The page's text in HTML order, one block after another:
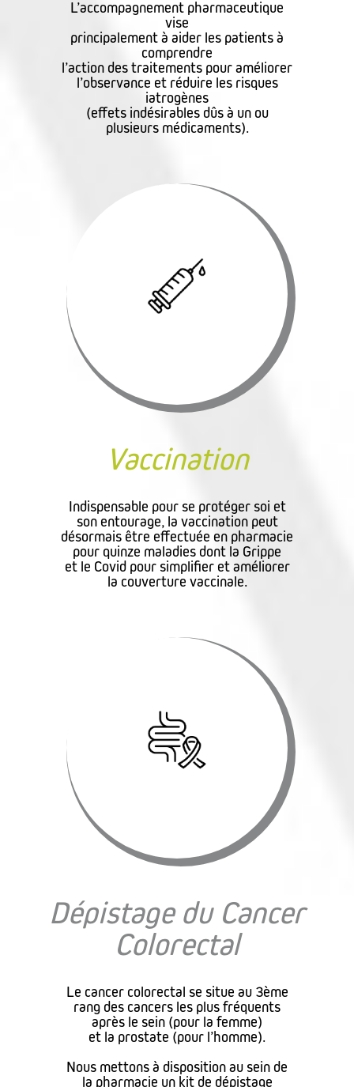
L’accompagnement pharmaceutique
vise
principalement à aider les patients à
comprendre
l’action des traitements pour améliorer
l’observance et réduire les risques
iatrogènes
(effets indésirables dûs à un ou
plusieurs médicaments).
Vaccination
Indispensable pour se protéger soi et
son entourage, la vaccination peut
désormais être effectuée en pharmacie
pour quinze maladies dont la Grippe
et le Covid pour simplifier et améliorer
la couverture vaccinale.
Dépistage du Cancer
Colorectal
Le cancer colorectal se situe au 3ème
rang des cancers les plus fréquents
après le sein (pour la femme)
et la prostate (pour l’homme).
Nous mettons à disposition au sein de
la pharmacie un kit de dépistage